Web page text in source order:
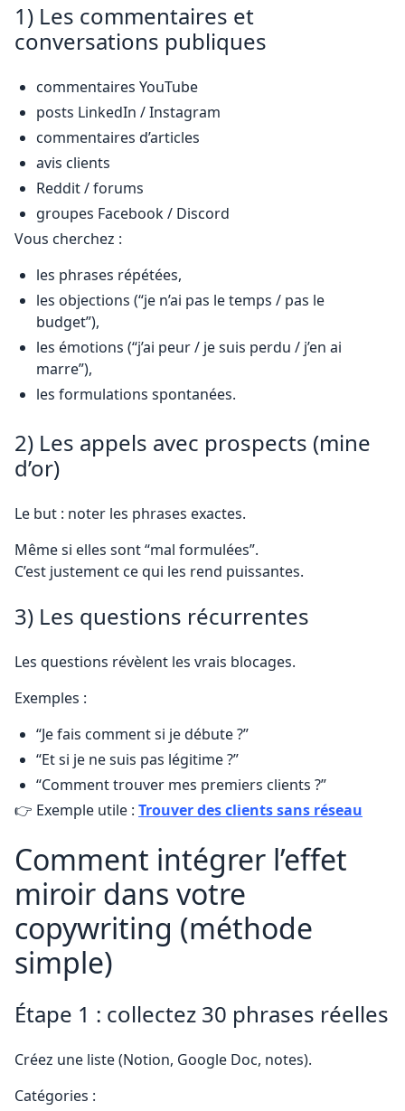
1) Les commentaires et
conversations publiques
commentaires YouTube
posts LinkedIn / Instagram
commentaires d’articles
avis clients
Reddit / forums
groupes Facebook / Discord
Vous cherchez :
les phrases répétées,
les objections (“je n’ai pas le temps / pas le
budget”),
les émotions (“j’ai peur / je suis perdu / j’en ai
marre”),
les formulations spontanées.
2) Les appels avec prospects (mine
d’or)
Le but : noter les phrases exactes.
Même si elles sont “mal formulées”.
C’est justement ce qui les rend puissantes.
3) Les questions récurrentes
Les questions révèlent les vrais blocages.
Exemples :
“Je fais comment si je débute ?”
“Et si je ne suis pas légitime ?”
“Comment trouver mes premiers clients ?”
👉 Exemple utile : Trouver des clients sans réseau
Comment intégrer l’effet
miroir dans votre
copywriting (méthode
simple)
Étape 1 : collectez 30 phrases réelles
Créez une liste (Notion, Google Doc, notes).
Catégories :